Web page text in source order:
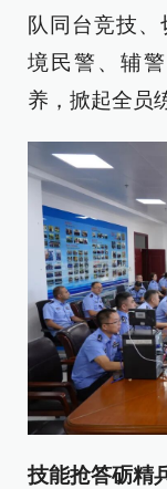
队同台竞技
境民警、辅
养，掀起全员
技能抢答砺精